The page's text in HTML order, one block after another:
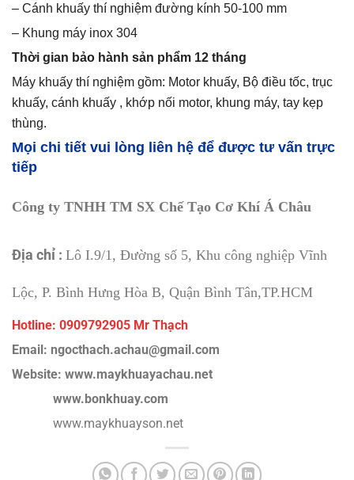
– Cánh khuấy thí nghiệm đường kính 50-100 mm
– Khung máy inox 304
Thời gian bảo hành sản phẩm 12 tháng
Máy khuấy thí nghiệm gồm: Motor khuấy, Bộ điều tốc, trục
khuấy, cánh khuấy , khớp nối motor, khung máy, tay kẹp
thùng.
Mọi chi tiết vui lòng liên hệ để được tư vấn trực
tiếp
Công ty TNHH TM SX Chế Tạo Cơ Khí Á Châu
Địa chỉ : Lô I.9/1, Đường số 5, Khu công nghiệp Vĩnh
Lộc, P. Bình Hưng Hòa B, Quận Bình Tân,TP.HCM
Hotline: 0909792905 Mr Thạch
Email: ngocthach.achau@gmail.com
Website: www.maykhuayachau.net
www.bonkhuay.com
www.maykhuayson.net